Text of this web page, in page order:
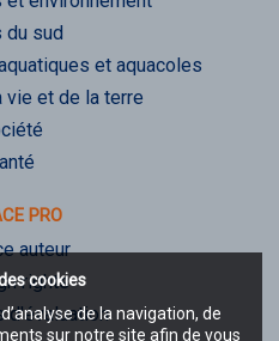
cookies
de la navigation, de
sur notre site afin de vous
du sud
et aquacoles
vie et de la terre
PRO
auteur
rights
d'évaluation